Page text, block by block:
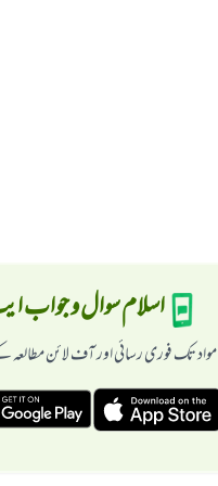
اسلام سوال و جواب
مواد تک فوری رسائی اور آف لائن